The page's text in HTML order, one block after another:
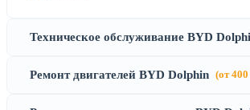
Техническое обслуживание BYD
Ремонт двигателей BYD Dolphin (от